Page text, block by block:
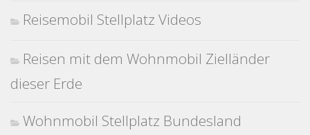
Reisemobil Stellplatz Videos
Reisen mit dem Wohnmobil Zielländer
dieser Erde
Wohnmobil Stellplatz Bundesland